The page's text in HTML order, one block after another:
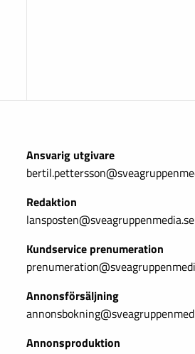
Ansvarig utgivare
Redaktion
lansposten@sveagruppenmedia.se
Kundservice prenumeration
Annonsförsäljning
Annonsproduktion